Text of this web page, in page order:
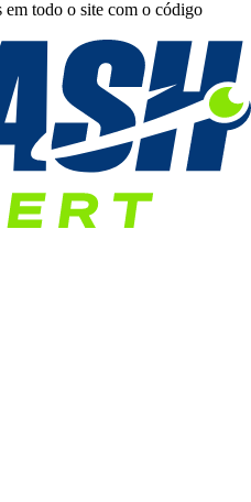
todo o site com o código